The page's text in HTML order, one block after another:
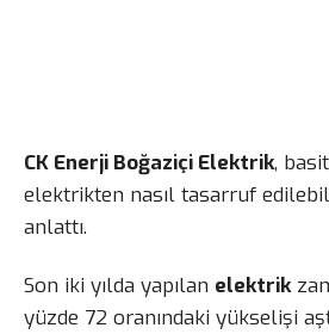
CK Enerji Boğaziçi Elektrik,
elektrikten nasıl tasarruf
anlattı.
Son iki yılda yapılan elektrik
yüzde 72 oranındaki yükselişi